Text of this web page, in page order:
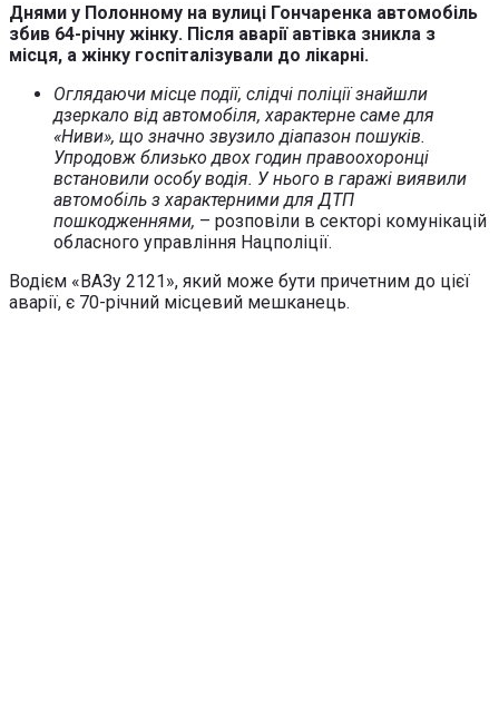
Днями у Полонному на вулиці Гончаренка автомобіль
збив 64-річну жінку. Після аварії автівка зникла з
місця, а жінку госпіталізували до лікарні.
Оглядаючи місце події, слідчі поліції знайшли
дзеркало від автомобіля, характерне саме для
«Ниви», що значно звузило діапазон пошуків.
Упродовж близько двох годин правоохоронці
встановили особу водія. У нього в гаражі виявили
автомобіль з характерними для ДТП
пошкодженнями, – розповіли в секторі комунікацій
обласного управління Нацполіції.
Водієм «ВАЗу 2121», який може бути причетним до цієї
аварії, є 70-річний місцевий мешканець.